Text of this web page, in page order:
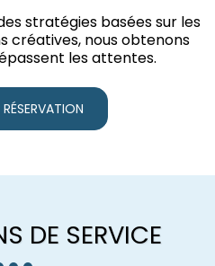
stratégies basées sur les
créatives, nous obtenons
les attentes.
RÉSERVATION
DE SERVICE